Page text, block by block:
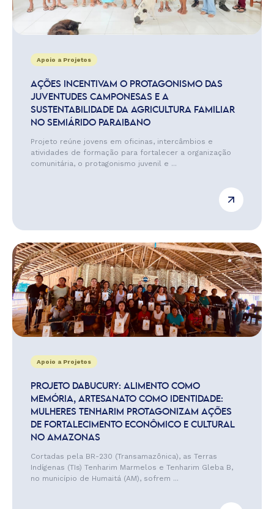
Apoio a Projetos
AÇÕES INCENTIVAM O PROTAGONISMO DAS
JUVENTUDES CAMPONESAS E A
SUSTENTABILIDADE DA AGRICULTURA FAMILIAR
NO SEMIÁRIDO PARAIBANO
Projeto reúne jovens em oficinas, intercâmbios e
atividades de formação para fortalecer a organização
comunitária, o protagonismo juvenil e ...
Apoio a Projetos
PROJETO DABUCURY: ALIMENTO COMO
MEMÓRIA, ARTESANATO COMO IDENTIDADE:
MULHERES TENHARIM PROTAGONIZAM AÇÕES
DE FORTALECIMENTO ECONÔMICO E CULTURAL
NO AMAZONAS
Cortadas pela BR-230 (Transamazônica), as Terras
Indígenas (TIs) Tenharim Marmelos e Tenharim Gleba B,
no município de Humaitá (AM), sofrem ...